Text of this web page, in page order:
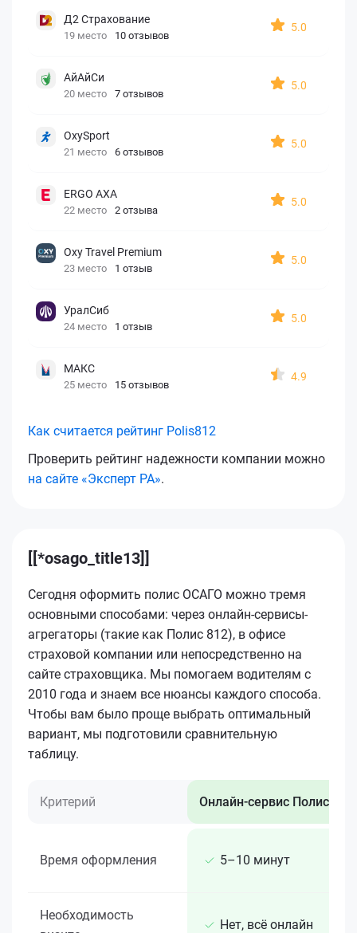
Д2 Страхование
19 место 10 отзывов
5.0
АйАйСи
20 место 7 отзывов
5.0
OxySport
21 место 6 отзывов
5.0
ERGO AXA
22 место 2 отзыва
5.0
Oxy Travel Premium
23 место 1 отзыв
5.0
УралСиб
24 место 1 отзыв
5.0
МАКС
25 место 15 отзывов
4.9
Как считается рейтинг Polis812
Проверить рейтинг надежности компании можно
на сайте «Эксперт РА».
[[*osago_title13]]
Сегодня оформить полис ОСАГО можно тремя
основными способами: через онлайн-сервисы-
агрегаторы (такие как Полис 812), в офисе
страховой компании или непосредственно на
сайте страховщика. Мы помогаем водителям с
2010 года и знаем все нюансы каждого способа.
Чтобы вам было проще выбрать оптимальный
вариант, мы подготовили сравнительную
таблицу.
Критерий Онлайн-сервис Полис 812
Время оформления 5–10 минут
Необходимость
Нет, всё онлайн